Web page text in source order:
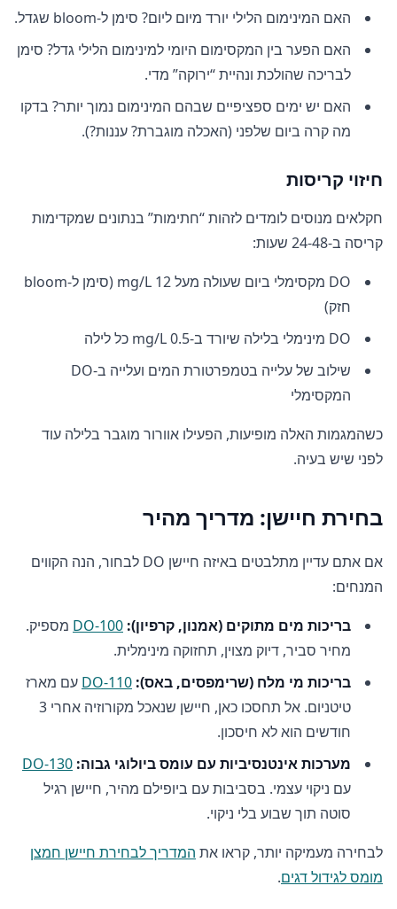
האם המינימום הלילי יורד מיום ליום? סימן ל-bloom שגדל.
האם הפער בין המקסימום היומי למינימום הלילי גדל? סימן
לבריכה שהולכת ונהיית “ירוקה” מדי.
האם יש ימים ספציפיים שבהם המינימום נמוך יותר? בדקו
מה קרה ביום שלפני (האכלה מוגברת? עננות?).
חיזוי קריסות
חקלאים מנוסים לומדים לזהות “חתימות” בנתונים שמקדימות
קריסה ב-24-48 שעות:
DO מקסימלי ביום שעולה מעל 12 mg/L (סימן ל-bloom
חזק)
DO מינימלי בלילה שיורד ב-0.5 mg/L כל לילה
שילוב של עלייה בטמפרטורת המים ועלייה ב-DO
המקסימלי
כשהמגמות האלה מופיעות, הפעילו אוורור מוגבר בלילה עוד
לפני שיש בעיה.
בחירת חיישן: מדריך מהיר
אם אתם עדיין מתלבטים באיזה חיישן DO לבחור, הנה הקווים
המנחים:
בריכות מים מתוקים (אמנון, קרפיון): DO-100 מספיק.
מחיר סביר, דיוק מצוין, תחזוקה מינימלית.
בריכות מי מלח (שרימפסים, באס): DO-110 עם מארז
טיטניום. אל תחסכו כאן, חיישן שנאכל מקורוזיה אחרי 3
חודשים הוא לא חיסכון.
מערכות אינטנסיביות עם עומס ביולוגי גבוה: DO-130
עם ניקוי עצמי. בסביבות עם ביופילם מהיר, חיישן רגיל
סוטה תוך שבוע בלי ניקוי.
לבחירה מעמיקה יותר, קראו את המדריך לבחירת חיישן חמצן
מומס לגידול דגים.